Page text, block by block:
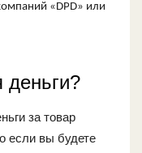
«DPD» или
деньги?
за товар
если вы будете